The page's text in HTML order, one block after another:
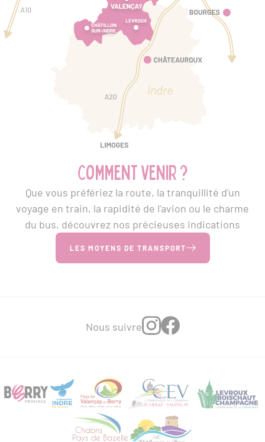
Comment venir ?
Que vous préfériez la route, la tranquillité d'un
voyage en train, la rapidité de l'avion ou le charme
du bus, découvrez nos précieuses indications
LES MOYENS DE TRANSPORT
Nous suivre